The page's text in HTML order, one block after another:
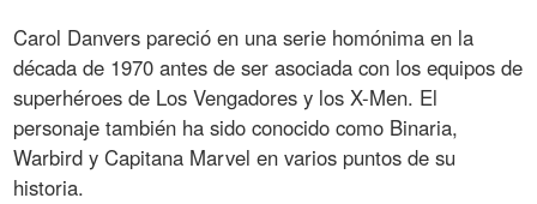
Carol Danvers pareció en una serie homónima en la
década de 1970 antes de ser asociada con los equipos de
superhéroes de Los Vengadores y los X-Men. El
personaje también ha sido conocido como Binaria,
Warbird y Capitana Marvel en varios puntos de su
historia.